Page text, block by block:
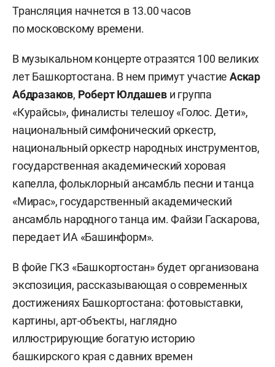
Трансляция начнется в 13.00 часов
по московскому времени.
В музыкальном концерте отразятся 100 великих
лет Башкортостана. В нем примут участие Аскар
Абдразаков, Роберт Юлдашеви группа
«Курайсы», финалисты телешоу «Голос. Дети»,
национальный симфонический оркестр,
национальный оркестр народных инструментов,
государственная академический хоровая
капелла, фольклорный ансамбль песни и танца
«Мирас», государственный академический
ансамбль народного танца им. Файзи Гаскарова,
передает ИА «Башинформ».
В фойе ГКЗ «Башкортостан» будет организована
экспозиция, рассказывающая о современных
достижениях Башкортостана: фотовыставки,
картины, арт-объекты, наглядно
иллюстрирующие богатую историю
башкирского края с давних времен